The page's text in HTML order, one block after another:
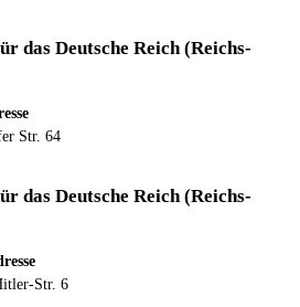
das Deutsche Reich (Reichs-
Str. 64
das Deutsche Reich (Reichs-
Str. 6